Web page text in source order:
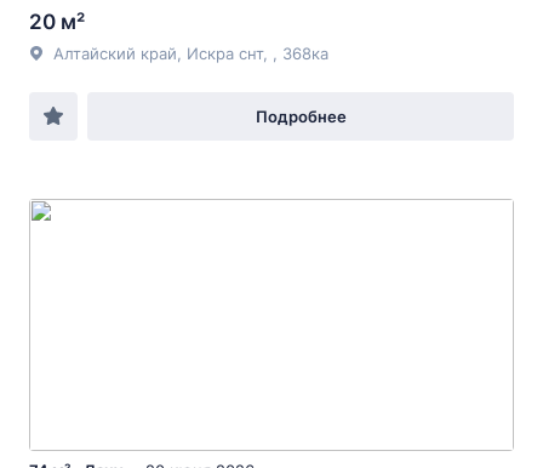
20 м²
Алтайский край, Искра снт, , 368ка
Подробнее